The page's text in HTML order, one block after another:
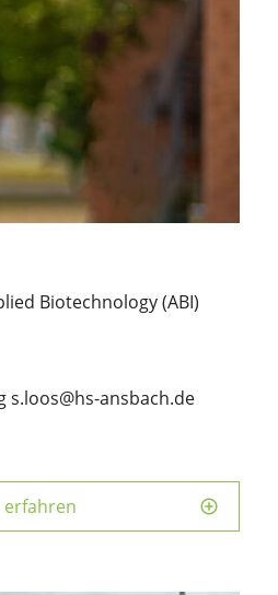
Biotechnology (ABI)
s.loos@hs-ansbach.de
erfahren